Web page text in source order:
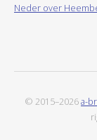
Neder over
© 2015–2026a-